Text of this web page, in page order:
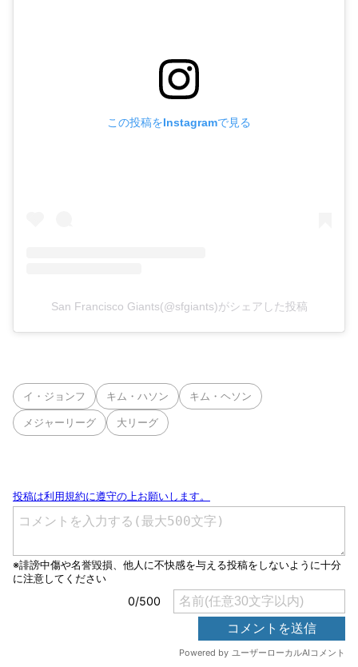
この投稿をInstagramで見る
San Francisco Giants(@sfgiants)がシェアした投稿
イ・ジョンフ キム・ハソン キム・ヘソン
メジャーリーグ 大リーグ